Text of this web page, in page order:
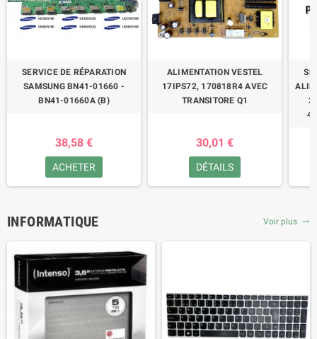
SERVICE DE RÉPARATION
SAMSUNG BN41-01660 -
BN41-01660A (B)
38,58 €
ACHETER
ALIMENTATION VESTEL
17IPS72, 170818R4 AVEC
TRANSITORE Q1
30,01 €
DÉTAILS
INFORMATIQUE Voir plus trending_flat